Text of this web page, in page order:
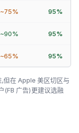
~75% 95%
~90% 95%
~65% 95%
但在 Apple 美区切区与
(FB 广告)更建议选融